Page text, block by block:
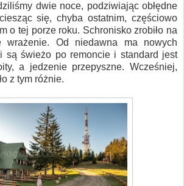
dwie noce, podziwiając obłędne
się, chyba ostatnim, częściowo
o tej porze roku. Schronisko zrobiło na
wrażenie. Od niedawna ma nowych
są świeżo po remoncie i standard jest
a jedzenie przepyszne. Wcześniej,
z tym różnie.